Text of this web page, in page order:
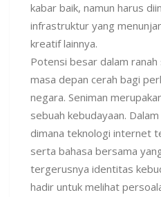
kabar baik, namun harus
infrastruktur yang
kreatif lainnya.
Potensi besar dalam
masa depan cerah bagi
negara. Seniman
sebuah kebudayaan.
dimana teknologi internet
serta bahasa bersama
tergerusnya identitas
hadir untuk melihat